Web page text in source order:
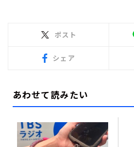
ポスト
シェア
あわせて読みたい